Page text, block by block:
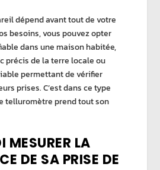
dépend avant tout de votre
besoins, vous pouvez opter
dans une maison habitée,
précis de la terrelocaleou
permettant de vérifier
prises. C’est dans ce type
telluromètreprend tout son
MESURER LA
DE SA PRISE DE